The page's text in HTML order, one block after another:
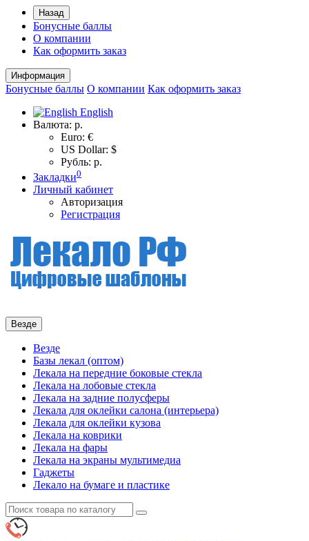
Назад
Бонусные баллы
О компании
Как оформить заказ
Информация
Бонусные баллы О компании Как оформить заказ
English
Валюта: р.
Euro: €
US Dollar: $
Рубль: р.
Закладки0
Личный кабинет
Авторизация
Регистрация
Везде
Везде
Базы лекал (оптом)
Лекала на передние боковые стекла
Лекала на лобовые стекла
Лекала на задние полусферы
Лекала для оклейки салона (интерьера)
Лекала для оклейки кузова
Лекала на коврики
Лекала на фары
Лекала на экраны мультимедиа
Гаджеты
Лекало на бумаге и пластике